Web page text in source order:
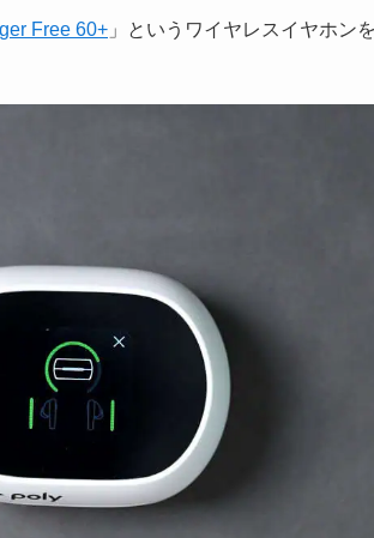
Free 60+ 」というワイヤレスイヤホン